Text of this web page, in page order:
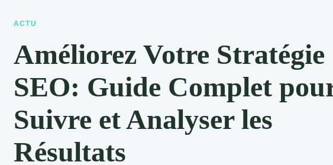
ACTU
Améliorez Votre Stratégie
SEO: Guide Complet
Suivre et Analyser les
Résultats